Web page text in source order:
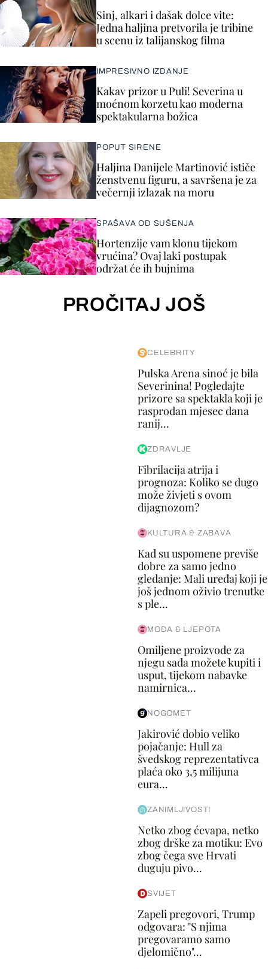
Sinj, alkari i dašak dolce vite:
Jedna haljina pretvorila je tribine
u scenu iz talijanskog filma
IMPRESIVNO IZDANJE
Kakav prizor u Puli! Severina u
moćnom korzetu kao moderna
spektakularna božica
POPUT SIRENE
Haljina Danijele Martinović ističe
ženstvenu figuru, a savršena je za
večernji izlazak na moru
SPAŠAVA OD SUŠENJA
Hortenzije vam klonu tijekom
vrućina? Ovaj laki postupak
održat će ih bujnima
PROČITAJ JOŠ
CELEBRITY
Pulska Arena sinoć je bila
Severinina! Pogledajte
prizore sa spektakla koji je
rasprodan mjesec dana
ranij...
ZDRAVLJE
Fibrilacija atrija i
prognoza: Koliko se dugo
može živjeti s ovom
dijagnozom?
KULTURA & ZABAVA
Kad su uspomene previše
dobre za samo jedno
gledanje: Mali uređaj koji je
još jednom oživio trenutke
s ple...
MODA & LJEPOTA
Omiljene proizvode za
njegu sada možete kupiti i
usput, tijekom nabavke
namirnica...
NOGOMET
Jakirović dobio veliko
pojačanje: Hull za
švedskog reprezentativca
plaća oko 3,5 milijuna
eura...
ZANIMLJIVOSTI
Netko zbog ćevapa, netko
zbog drške za motiku: Evo
zbog čega sve Hrvati
duguju pivo...
SVIJET
Zapeli pregovori, Trump
odgovara: "S njima
pregovaramo samo
djelomično"...